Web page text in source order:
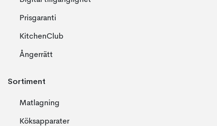
Prisgaranti
KitchenClub
Ångerrätt
Sortiment
Matlagning
Köksapparater